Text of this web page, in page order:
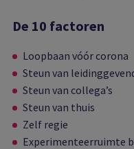
De 10 factoren
Loopbaan vóór corona
Steun van
Steun van collega’s
Steun van thuis
Zelf regie
Experimenteerruimte